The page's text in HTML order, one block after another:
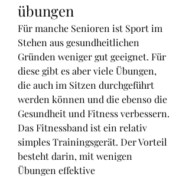
übungen
Für manche Senioren ist Sport im
Stehen aus gesundheitlichen
Gründen weniger gut geeignet. Für
diese gibt es aber viele Übungen,
die auch im Sitzen durchgeführt
werden können und die ebenso die
Gesundheit und Fitness verbessern.
Das Fitnessband ist ein relativ
simples Trainingsgerät. Der Vorteil
besteht darin, mit wenigen
Übungen effektive